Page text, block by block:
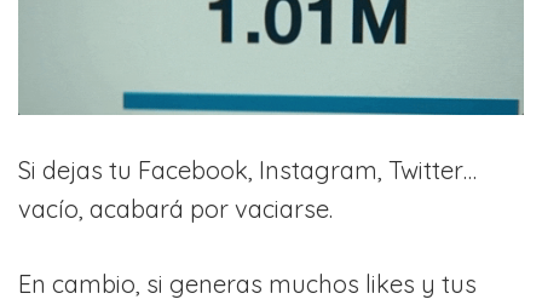
Si dejas tu Facebook, Instagram, Twitter…
vacío, acabará por vaciarse.
En cambio, si generas muchos likes y tus